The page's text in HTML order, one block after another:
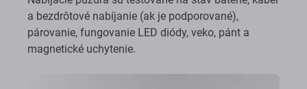
a bezdrôtové nabíjanie (ak je podporované),
párovanie, fungovanie LED diódy, veko, pánt a
magnetické uchytenie.